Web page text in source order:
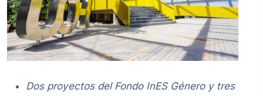
Dos proyectos del Fondo InES Género y tres